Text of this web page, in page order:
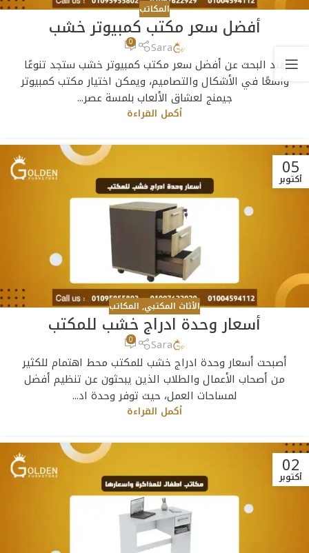
المكاتب
أفضل سعر مكتب كمبيوتر خشب
Sara
0
عند البحث عن أفضل سعر مكتب كمبيوتر خشب ستجد تنوعًا
واسعًا في الأشكال والتصاميم، ويمكن اختيار مكتب كمبيوتر
جيمنج لعشاق الألعاب بلمسة عصر...
أكمل القراءة
05
أكتوبر
الأثاث المكتبي, المكاتب
أسعار وحدة ادراج خشب للمكتب
Sara
0
أصبحت أسعار وحدة ادراج خشب للمكتب محط اهتمام للكثير
من أصحاب الأعمال والطلاب الذين يبحثون عن تنظيم أفضل
لمساحات العمل، حيث توفر وحدة اد...
أكمل القراءة
02
أكتوبر